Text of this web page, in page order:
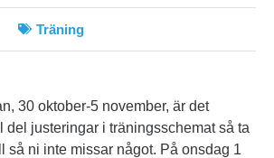
Träning
30 oktober-5 november, är det
del justeringar i träningsschemat så ta
så ni inte missar något. På onsdag 1